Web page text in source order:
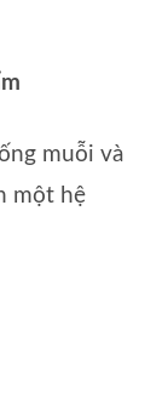
muỗi và
một hệ